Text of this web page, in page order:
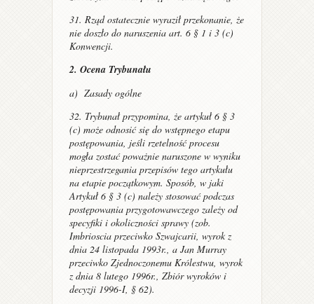
31. Rząd ostatecznie wyraził przekonanie, że
nie doszło do naruszenia art. 6 § 1 i 3 (c)
Konwencji.
2. Ocena Trybunału
a) Zasady ogólne
32. Trybunał przypomina, że artykuł 6 § 3
(c) może odnosić się do wstępnego etapu
postępowania, jeśli rzetelność procesu
mogła zostać poważnie naruszone w wyniku
nieprzestrzegania przepisów tego artykułu
na etapie początkowym. Sposób, w jaki
Artykuł 6 § 3 (c) należy stosować podczas
postępowania przygotowawczego zależy od
specyfiki i okoliczności sprawy (zob.
Imbrioscia przeciwko Szwajcarii , wyrok z
dnia 24 listopada 1993r., a Jan Murray
przeciwko Zjednoczonemu Królestwu , wyrok
z dnia 8 lutego 1996r., Zbiór wyroków i
decyzji 1996-I, § 62).